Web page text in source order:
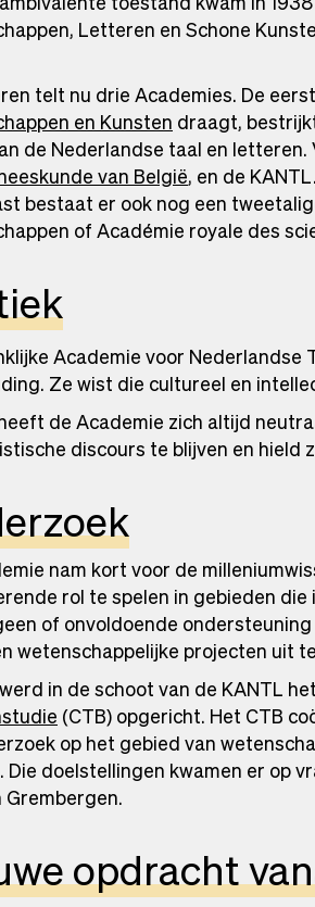
Letteren en Schone
telt nu drie Academies. De
en Kunsten draagt,
de Nederlandse taal en
van België, en de
bestaat er ook nog een
of Académie royale des
Academie voor
Ze wist die cultureel en
de Academie zich altijd
discours te blijven en
nam kort voor de
rol te spelen in gebieden
of onvoldoende
wetenschappelijke projecten uit
in de schoot van de KANTL het
(CTB) opgericht. Het CTB
op het gebied van
Die doelstellingen kwamen er op
Grembergen.
opdracht